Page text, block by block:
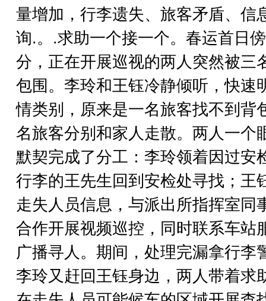
量增加，行李遗失、旅客矛盾、信
询.。.求助一个接一个。春运首日
分，正在开展巡视的两人突然被三
包围。李玲和王钰冷静倾听，快速
情类别，原来是一名旅客找不到背
名旅客分别和家人走散。两人一个
默契完成了分工：李玲领着因过安
行李的王先生回到安检处寻找；王
走失人员信息，与派出所指挥室同
合作开展视频巡控，同时联系车站
广播寻人。期间，处理完漏拿行李
李玲又赶回王钰身边，两人带着求